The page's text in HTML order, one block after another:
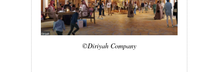
©Diriyah Company